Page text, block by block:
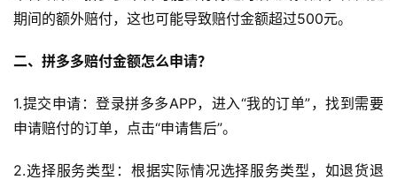
期间的额外赔付，这也可能导致赔付金额超过500元。
二、拼多多赔付金额怎么申请？
1.提交申请：登录拼多多APP，进入“我的订单”，找到需要
申请赔付的订单，点击“申请售后”。
2.选择服务类型：根据实际情况选择服务类型，如退货退